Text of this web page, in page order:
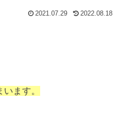
2021.07.29 2022.08.18
ます。